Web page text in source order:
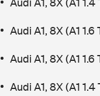
Audi A1, 8X (A1
Audi A1, 8X (A1
Audi A1, 8X (A1
Audi A1, 8X (A1